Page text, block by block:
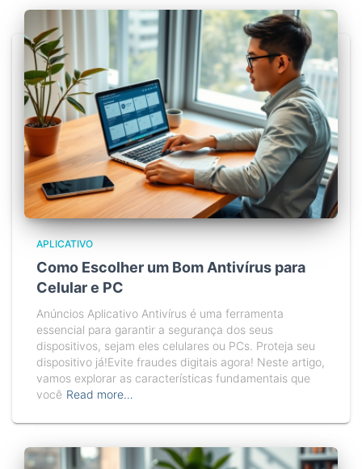
APLICATIVO
Como Escolher um Bom Antivírus para
Celular e PC
Anúncios Aplicativo Antivírus é uma ferramenta
essencial para garantir a segurança dos seus
dispositivos, sejam eles celulares ou PCs. Proteja seu
dispositivo já!Evite fraudes digitais agora! Neste artigo,
vamos explorar as características fundamentais que
você Read more…